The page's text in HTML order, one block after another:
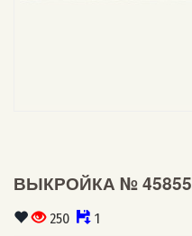
ВЫКРОЙКА № 45855
250 1